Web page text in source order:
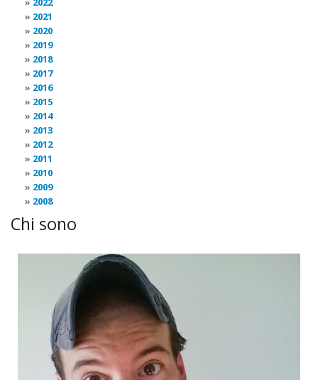
2021
2020
2019
2018
2017
2016
2015
2014
2013
2012
2011
2010
2009
2008
Chi sono